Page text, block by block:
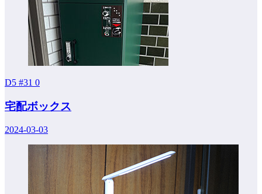
D5 #31 0
宅配ボックス
2024-03-03